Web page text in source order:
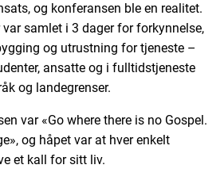
og konferansen ble en realitet.
samlet i 3 dager for forkynnelse,
og utrustning for tjeneste –
ansatte og i fulltidstjeneste
og landegrenser.
var «Go where there is no Gospel.
og håpet var at hver enkelt
et kall for sitt liv.